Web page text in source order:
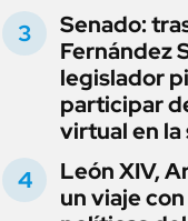
Senado:
Fernández
legislador
participar
virtual en la
León XIV,
un viaje